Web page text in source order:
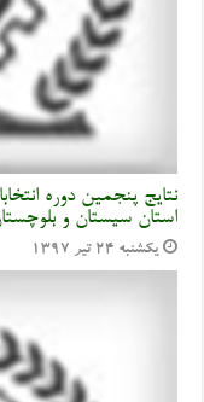
نتایج پنجمین دوره
استان سیستان و
یکشنبه ۲۴ تیر ۱۳۹۷